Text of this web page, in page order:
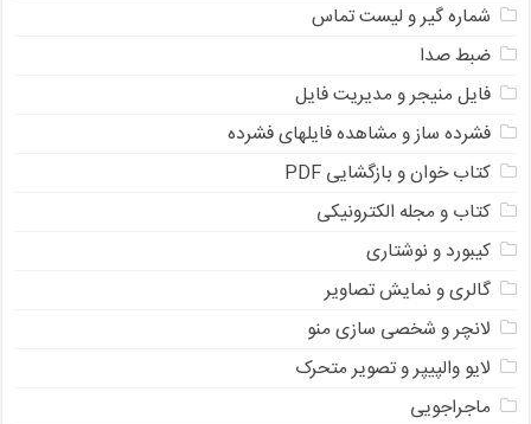
شماره گیر و لیست تماس
ضبط صدا
فایل منیجر و مدیریت فایل
فشرده ساز و مشاهده فایلهای فشرده
کتاب خوان و بازگشایی PDF
کتاب و مجله الکترونیکی
کیبورد و نوشتاری
گالری و نمایش تصاویر
لانچر و شخصی سازی منو
لایو والپیپر و تصویر متحرک
ماجراجویی